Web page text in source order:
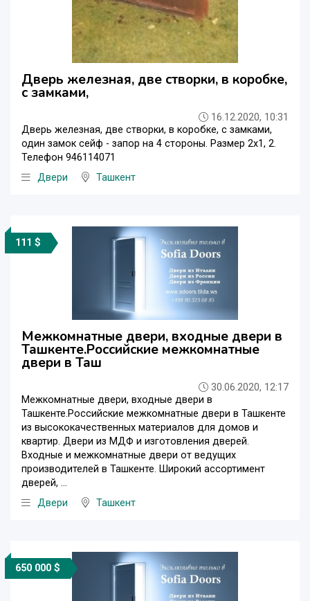
Дверь железная, две створки, в коробке,
с замками,
16.12.2020, 10:31
Дверь железная, две створки, в коробке, с замками,
один замок сейф - запор на 4 стороны. Размер 2х1, 2.
Телефон 946114071
Двери
Ташкент
111 $
Межкомнатные двери, входные двери в
Ташкенте.Российские межкомнатные
двери в Таш
30.06.2020, 12:17
Межкомнатные двери, входные двери в
Ташкенте.Российские межкомнатные двери в Ташкенте
из высококачественных материалов для домов и
квартир. Двери из МДФ и изготовления дверей.
Входные и межкомнатные двери от ведущих
производителей в Ташкенте. Широкий ассортимент
дверей, ...
Двери
Ташкент
650 000 $